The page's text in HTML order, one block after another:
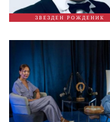
ЗВЕЗДЕН РОЖДЕНИК